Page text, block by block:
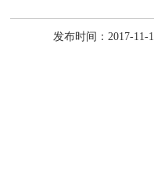
发布时间：2017-11-1